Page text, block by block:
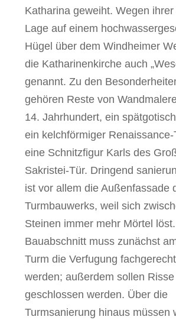
Katharina geweiht. Wegen
Lage auf einem
Hügel über dem Windheimer
die Katharinenkirche auch
genannt. Zu den
gehören Reste von
14. Jahrhundert, ein
ein kelchförmiger Renaissance-
eine Schnitzfigur Karls des
Sakristei-Tür. Dringend
ist vor allem die Außenfassade
Turmbauwerks, weil sich
Steinen immer mehr Mörtel
Bauabschnitt muss zunächst
Turm die Verfugung
werden; außerdem sollen
geschlossen werden. Über die
Turmsanierung hinaus müssen